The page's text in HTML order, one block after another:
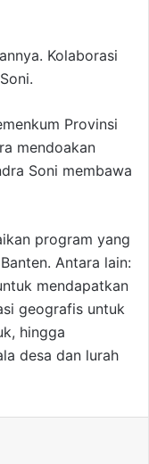
Kolaborasi
Provinsi
mendoakan
Soni membawa
program yang
Antara lain:
mendapatkan
geografis untuk
hingga
desa dan lurah